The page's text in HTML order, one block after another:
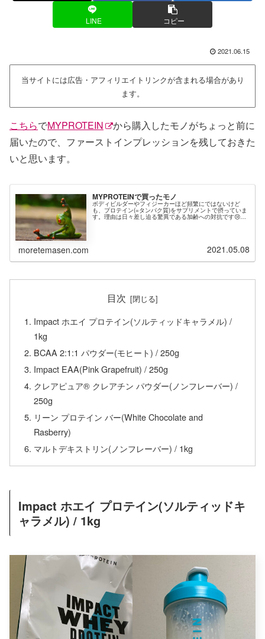
LINE コピー
2021.06.15
当サイトには広告・アフィリエイトリンクが含まれる場合があり
ます。
こちらでMYPROTEIN
から購入したモノがちょっと前に
届いたので、ファーストインプレッションを残しておきた
いと思います。
MYPROTEINで買ったモノ
ボディビルダーやフィジーカーほど頻繁にではないけど
も、プロテイン(=タンパク質)をサプリメントで摂っていま
す。理由は日々差し迫る驚異である加齢への対抗です😢タ
ンパク質といえばすぐに「筋肉」を思い浮かべますが、内
moretemasen.com 2021.05.08
目次
Impact ホエイ プロテイン(ソルティッドキャラメル) /
1kg
BCAA 2:1:1 パウダー(モヒート) / 250g
Impact EAA(Pink Grapefruit) / 250g
クレアピュア® クレアチン パウダー(ノンフレーバー) /
250g
リーン プロテイン バー(White Chocolate and
Rasberry)
マルトデキストリン(ノンフレーバー) / 1kg
Impact ホエイ プロテイン(ソルティッドキ
ャラメル) / 1kg